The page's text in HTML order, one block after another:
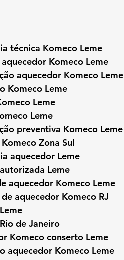
técnica Komeco Leme
Komeco Leme
aquecedor Komeco Leme
Komeco Leme
Leme
Leme
preventiva Komeco Leme
Zona Sul
aquecedor Leme
Leme
aquecedor Komeco Leme
aquecedor Komeco RJ
de Janeiro
Komeco conserto Leme
aquecedor Komeco Leme